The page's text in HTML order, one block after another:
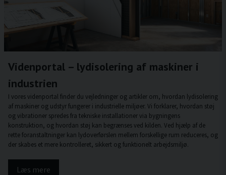
Videnportal – lydisolering af maskiner i
industrien
I vores videnportal finder du vejledninger og artikler om, hvordan lydisolering
af maskiner og udstyr fungerer i industrielle miljøer. Vi forklarer, hvordan støj
og vibrationer spredes fra tekniske installationer via bygningens
konstruktion, og hvordan støj kan begrænses ved kilden. Ved hjælp af de
rette foranstaltninger kan lydoverførslen mellem forskellige rum reduceres, og
der skabes et mere kontrolleret, sikkert og funktionelt arbejdsmiljø.
Læs mere